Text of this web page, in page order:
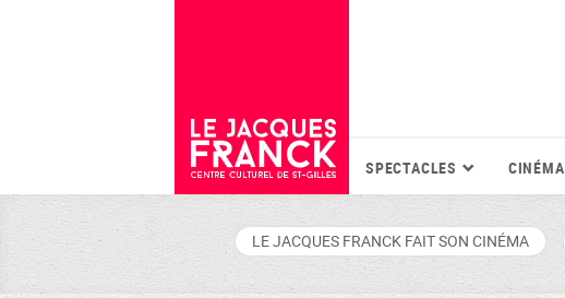
SPECTACLES CINÉMA
LE JACQUES FRANCK FAIT SON CINÉMA